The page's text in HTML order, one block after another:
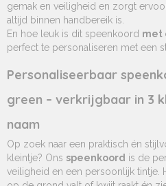
gemak en veiligheid en zorgt
altijd binnen handbereik is.
En hoe leuk is dit speenkoord met
perfect te personaliseren met een
Personaliseerbaar
green – verkrijgbaar in 3
naam
Op zoek naar een praktisch én
kleintje? Ons speenkoord is de
veiligheid en een persoonlijk tintje.